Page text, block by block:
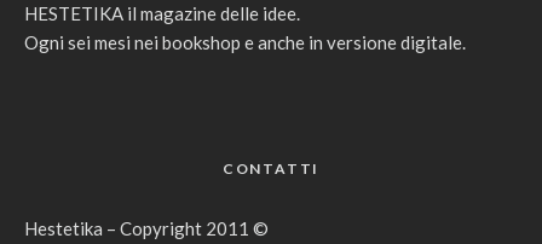
HESTETIKA il magazine delle idee.
Ogni sei mesi nei bookshop e anche in versione digitale.
CONTATTI
Hestetika – Copyright 2011 ©